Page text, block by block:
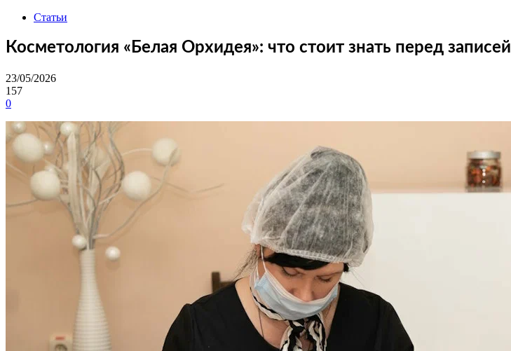
Статьи
Косметология «Белая Орхидея»: что стоит знать перед записей
23/05/2026
157
0